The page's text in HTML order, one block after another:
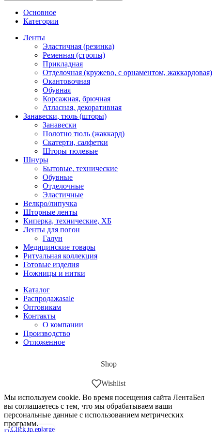
Click to enlarge
Основное
Категории
Ленты
Эластичная (резинка)
Ременная (стропы)
Прикладная
Отделочная (кружево, с орнаментом, жаккардовая)
Окантовочная
Обувная
Корсажная, брючная
Атласная, декоративная
Занавески, тюль (шторы)
Занавески
Полотно тюль (жаккард)
Скатерти, салфетки
Шторы тюлевые
Шнуры
Бытовые, технические
Обувные
Отделочные
Эластичные
Велкро/липучка
Шторные ленты
Киперка, технические, ХБ
Ленты для погон
Галун
Медицинские товары
Ритуальная коллекция
Готовые изделия
Ножницы и нитки
Каталог
Распродажаsale
Оптовикам
Контакты
О компании
Производство
Отложенное
Shop
Wishlist
Мы используем cookie. Во время посещения сайта ЛентаБел
вы соглашаетесь с тем, что мы обрабатываем ваши
персональные данные с использованием метрических
программ.